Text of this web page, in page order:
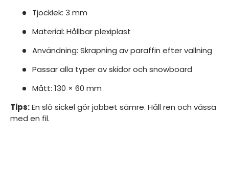
Tjocklek: 3 mm
Material: Hållbar plexiplast
Användning: Skrapning av paraffin efter vallning
Passar alla typer av skidor och snowboard
Mått: 130 × 60 mm
Tips:En slö sickel gör jobbet sämre. Håll ren och vässa
med en fil.